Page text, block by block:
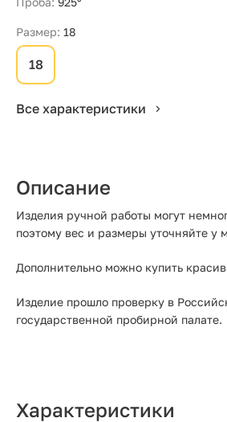
Размер: 18
18
Все характеристики
Описание
Изделия ручной работы могут
поэтому вес и размеры уточняйте у
Дополнительно можно купить
Изделие прошло проверку в
государственной пробирной палате.
Характеристики